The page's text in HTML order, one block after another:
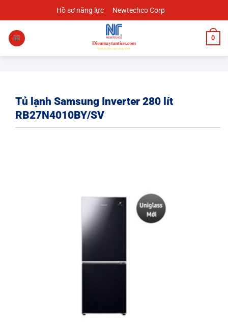
đến
nội
dung
Hồ sơ năng lực Newtechco Corp
0
Tủ lạnh Samsung Inverter 280 lít
RB27N4010BY/SV